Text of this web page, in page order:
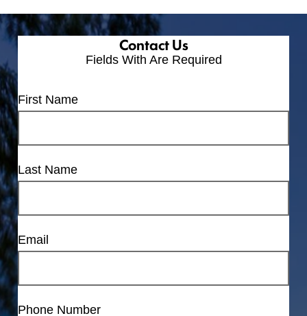
Contact Us
Fields With Are Required
First Name
Last Name
Email
Phone Number